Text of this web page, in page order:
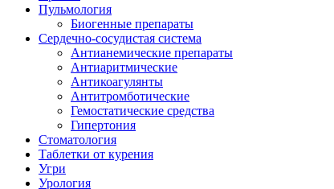
Пульмология
Биогенные препараты
Сердечно-сосудистая система
Антианемические препараты
Антиаритмические
Антикоагулянты
Антитромботические
Гемостатические средства
Гипертония
Стоматология
Таблетки от курения
Угри
Урология